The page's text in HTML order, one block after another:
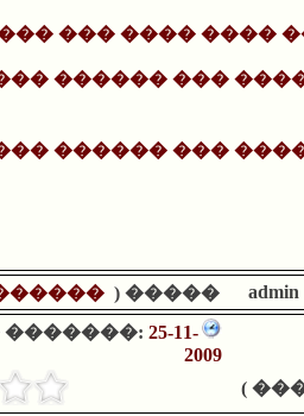
��� ���� ����
������ ���
������ ���
admin
����� (
�������: 25-11-
2009
���